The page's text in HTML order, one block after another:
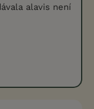
alavis není